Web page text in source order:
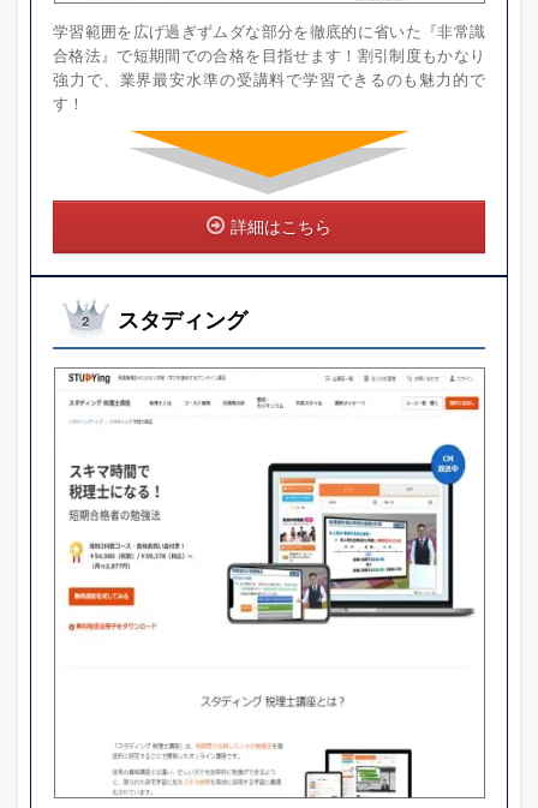
学習範囲を広げ過ぎずムダな部分を徹底的に省いた『非常識
合格法』で短期間での合格を目指せます！割引制度もかなり
強力で、業界最安水準の受講料で学習できるのも魅力的で
す！
詳細はこちら
スタディング